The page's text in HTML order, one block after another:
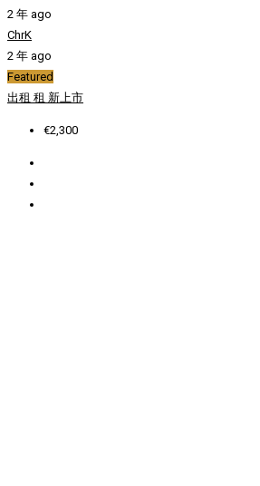
2 年 ago
ChrK
2 年 ago
Featured
出租 租 新上市
€2,300